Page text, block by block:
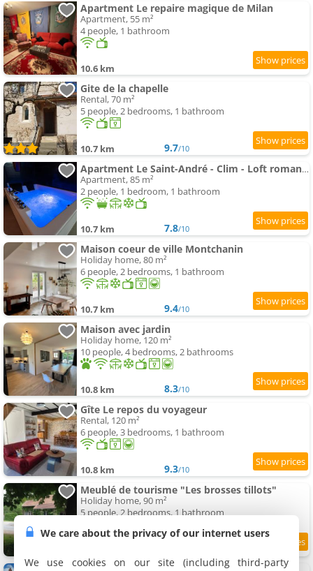
Apartment Le repaire magique de Milan
Apartment, 55 m²
4 people, 1 bathroom
10.6 km
Gite de la chapelle
Rental, 70 m²
5 people, 2 bedrooms, 1 bathroom
10.7 km 9.7/10
Apartment Le Saint-André - Clim - Loft romantique avec spa
Apartment, 85 m²
2 people, 1 bedroom, 1 bathroom
10.7 km 7.8/10
Maison coeur de ville Montchanin
Holiday home, 80 m²
6 people, 2 bedrooms, 1 bathroom
10.7 km 9.4/10
Maison avec jardin
Holiday home, 120 m²
10 people, 4 bedrooms, 2 bathrooms
10.8 km 8.3/10
Gîte Le repos du voyageur
Rental, 120 m²
6 people, 3 bedrooms, 1 bathroom
10.8 km 9.3/10
Meublé de tourisme "Les brosses tillots"
Holiday home, 90 m²
5 people, 2 bedrooms, 1 bathroom
We care about the privacy of our internet users
We use cookies on our site (including third-party